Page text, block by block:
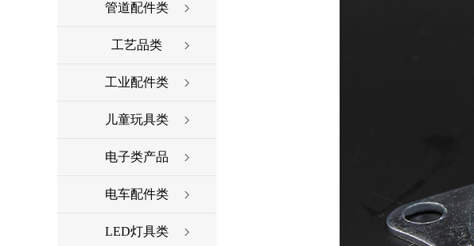
管道配件类
工艺品类
工业配件类
儿童玩具类
电子类产品
电车配件类
LED灯具类